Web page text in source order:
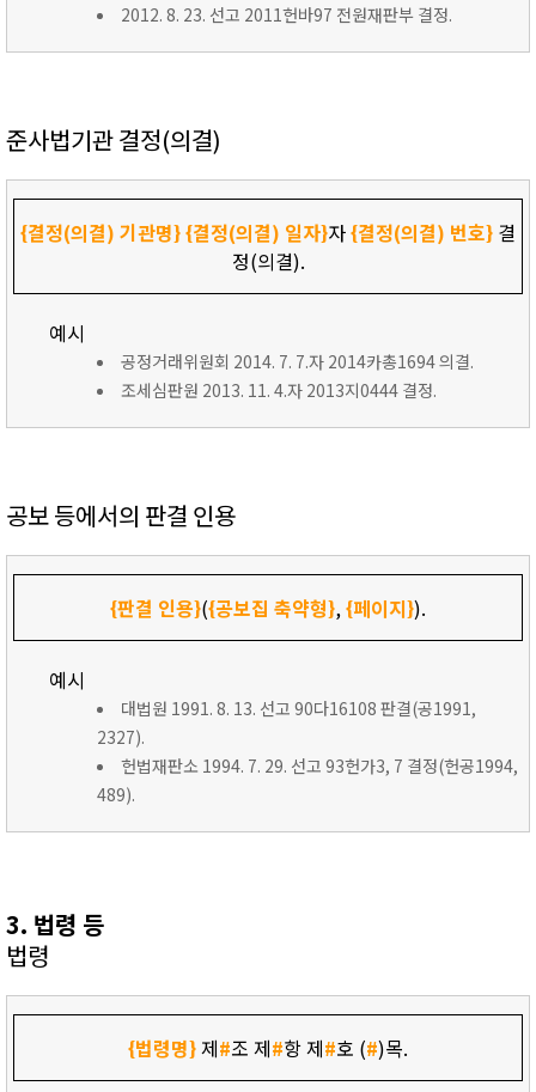
2012. 8. 23. 선고 2011헌바97 전원재판부 결정.
준사법기관 결정(의결)
{결정(의결) 기관명}{결정(의결) 일자}자{결정(의결) 번호} 결
정(의결).
예시
공정거래위원회 2014. 7. 7.자 2014카총1694 의결.
조세심판원 2013. 11. 4.자 2013지0444 결정.
공보 등에서의 판결 인용
{판결 인용}({공보집 축약형},{페이지}).
예시
대법원 1991. 8. 13. 선고 90다16108 판결(공1991,
2327).
헌법재판소 1994. 7. 29. 선고 93헌가3, 7 결정(헌공1994,
489).
3. 법령 등
법령
{법령명}제#조 제#항 제#호 (#)목.